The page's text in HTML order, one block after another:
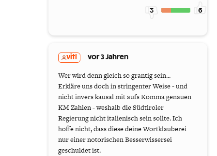
3 6
vitl vor 3 Jahren
Wer wird denn gleich so grantig sein...
Erkläre uns doch in stringenter Weise - und
nicht invers kausal mit aufs Komma genauen
KM Zahlen - weshalb die Südtiroler
Regierung nicht italienisch sein sollte. Ich
hoffe nicht, dass diese deine Wortklauberei
nur einer notorischen Besserwissersei
geschuldet ist.